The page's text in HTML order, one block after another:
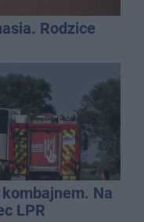
Rodzice
Na
LPR